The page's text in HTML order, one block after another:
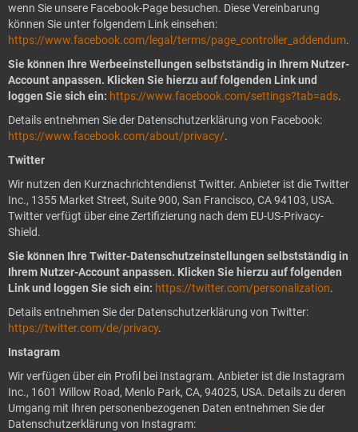
wenn Sie unsere Facebook-Page besuchen. Diese Vereinbarung
können Sie unter folgendem Link einsehen:
https://www.facebook.com/legal/terms/page_controller_addendum.
Sie können Ihre Werbeeinstellungen selbstständig in Ihrem Nutzer-
Account anpassen. Klicken Sie hierzu auf folgenden Link und
loggen Sie sich ein: https://www.facebook.com/settings?tab=ads.
Details entnehmen Sie der Datenschutzerklärung von Facebook:
https://www.facebook.com/about/privacy/.
Twitter
Wir nutzen den Kurznachrichtendienst Twitter. Anbieter ist die Twitter
Inc., 1355 Market Street, Suite 900, San Francisco, CA 94103, USA.
Twitter verfügt über eine Zertifizierung nach dem EU-US-Privacy-
Shield.
Sie können Ihre Twitter-Datenschutzeinstellungen selbstständig in
Ihrem Nutzer-Account anpassen. Klicken Sie hierzu auf folgenden
Link und loggen Sie sich ein: https://twitter.com/personalization.
Details entnehmen Sie der Datenschutzerklärung von Twitter:
https://twitter.com/de/privacy.
Instagram
Wir verfügen über ein Profil bei Instagram. Anbieter ist die Instagram
Inc., 1601 Willow Road, Menlo Park, CA, 94025, USA. Details zu deren
Umgang mit Ihren personenbezogenen Daten entnehmen Sie der
Datenschutzerklärung von Instagram: